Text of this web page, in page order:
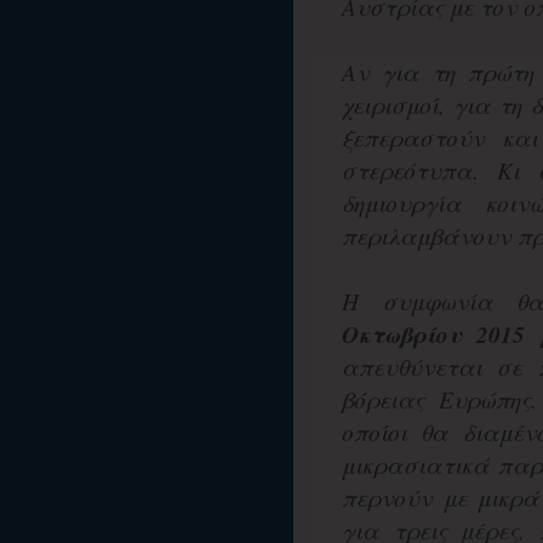
Αν για τη πρώτη
χειρισμοί, για τη
ξεπεραστούν και
στερεότυπα.
δημιουργία
περιλαμβάνουν
Η συμφωνία θα
Οκτωβρίου 2015
απευθύνεται σε
βόρειας
οποίοι θα
μικρασιατικά
περνούν με
για τρεις